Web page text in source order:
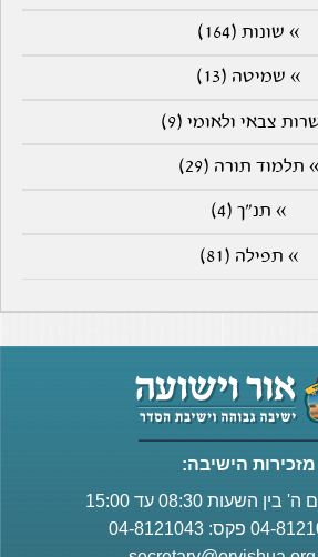
» שונות (164)
» שמיטה (13)
צבאי ולאומי (9)
» תלמוד תורה (29)
» תנ"ך (4)
» תפילה (81)
מזכירות הישיבה:
השעות 08:30 עד 15:00